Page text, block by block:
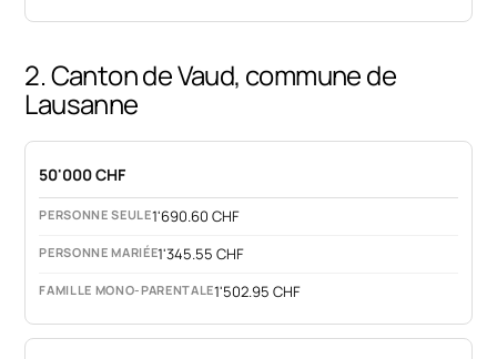
2. Canton de Vaud, commune de
Lausanne
50'000 CHF
1'690.60 CHF
1'345.55 CHF
1'502.95 CHF